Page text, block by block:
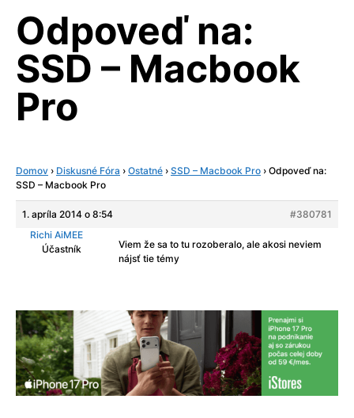
Odpoveď na:
SSD – Macbook
Pro
Domov › Diskusné Fóra › Ostatné › SSD – Macbook Pro › Odpoveď na:
SSD – Macbook Pro
1. apríla 2014 o 8:54
#380781
Richi AiMEE
Účastník
Viem že sa to tu rozoberalo, ale akosi neviem
nájsť tie témy